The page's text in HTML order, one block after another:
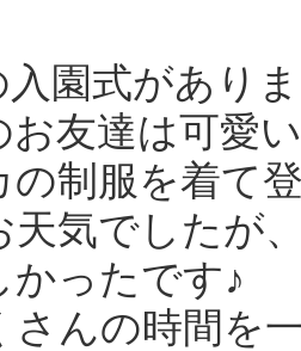
園式があり
友達は可愛
の制服を着て
天気でしたが
ったです♪
さんの時間を